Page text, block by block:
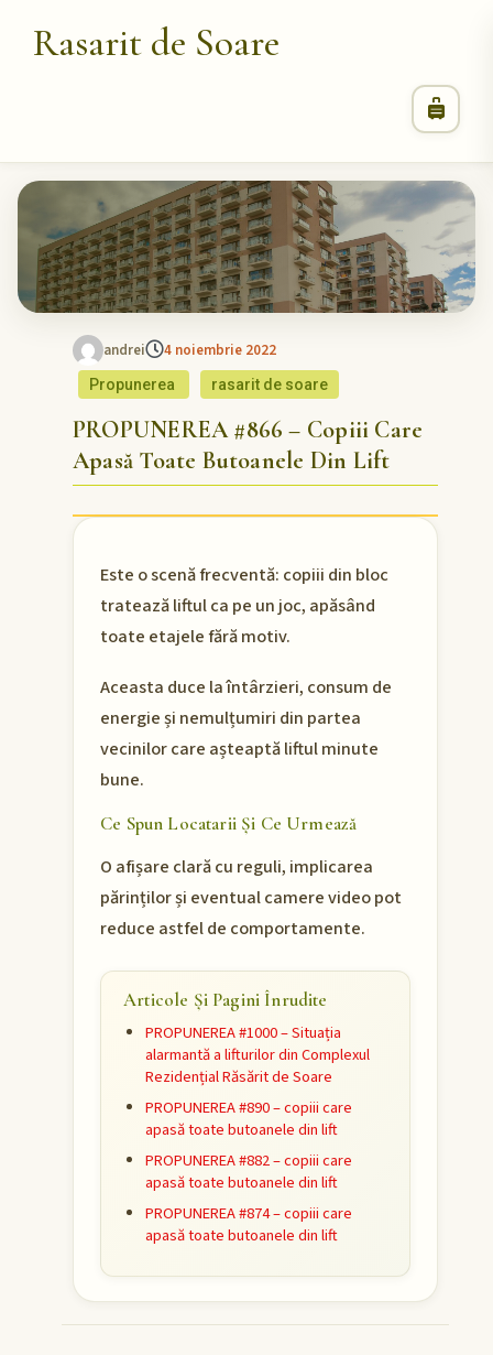
Rasarit de Soare
andrei 4 noiembrie 2022
Propunerea rasarit de soare
PROPUNEREA #866 – Copiii Care
Apasă Toate Butoanele Din Lift
Este o scenă frecventă: copiii din bloc
tratează liftul ca pe un joc, apăsând
toate etajele fără motiv.
Aceasta duce la întârzieri, consum de
energie și nemulțumiri din partea
vecinilor care așteaptă liftul minute
bune.
Ce Spun Locatarii Și Ce Urmează
O afișare clară cu reguli, implicarea
părinților și eventual camere video pot
reduce astfel de comportamente.
Articole Și Pagini Înrudite
PROPUNEREA #1000 – Situația
alarmantă a lifturilor din Complexul
Rezidențial Răsărit de Soare
PROPUNEREA #890 – copiii care
apasă toate butoanele din lift
PROPUNEREA #882 – copiii care
apasă toate butoanele din lift
PROPUNEREA #874 – copiii care
apasă toate butoanele din lift